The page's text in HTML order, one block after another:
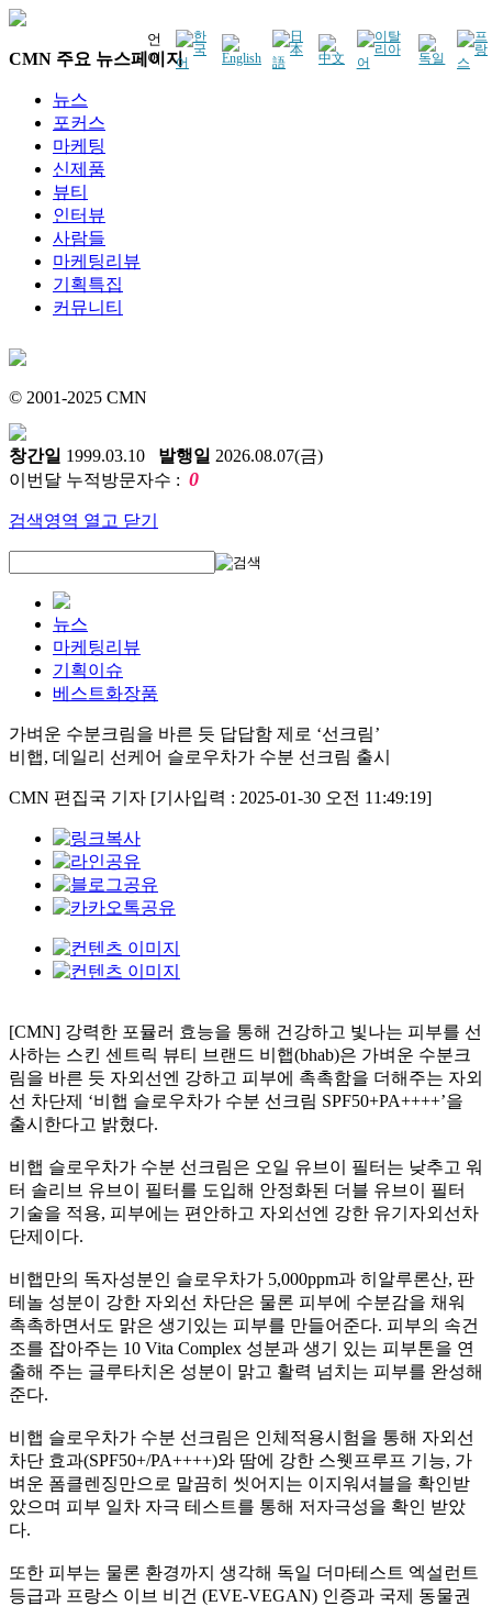
언
어
CMN 주요 뉴스페이지
뉴스
포커스
마케팅
신제품
뷰티
인터뷰
사람들
마케팅리뷰
기획특집
커뮤니티
© 2001-2025 CMN
창간일 1999.03.10 발행일 2026.08.07(금)
이번달 누적방문자수 : 0
검색영역 열고 닫기
뉴스
마케팅리뷰
기획이슈
베스트화장품
가벼운 수분크림을 바른 듯 답답함 제로 ‘선크림’
비햅, 데일리 선케어 슬로우차가 수분 선크림 출시
CMN 편집국 기자 [기사입력 : 2025-01-30 오전 11:49:19]
[CMN] 강력한 포뮬러 효능을 통해 건강하고 빛나는 피부를 선
사하는 스킨 센트릭 뷰티 브랜드 비햅(bhab)은 가벼운 수분크
림을 바른 듯 자외선엔 강하고 피부에 촉촉함을 더해주는 자외
선 차단제 ‘비햅 슬로우차가 수분 선크림 SPF50+PA++++’을
출시한다고 밝혔다.
비햅 슬로우차가 수분 선크림은 오일 유브이 필터는 낮추고 워
터 솔리브 유브이 필터를 도입해 안정화된 더블 유브이 필터
기술을 적용, 피부에는 편안하고 자외선엔 강한 유기자외선차
단제이다.
비햅만의 독자성분인 슬로우차가 5,000ppm과 히알루론산, 판
테놀 성분이 강한 자외선 차단은 물론 피부에 수분감을 채워
촉촉하면서도 맑은 생기있는 피부를 만들어준다. 피부의 속건
조를 잡아주는 10 Vita Complex 성분과 생기 있는 피부톤을 연
출해 주는 글루타치온 성분이 맑고 활력 넘치는 피부를 완성해
준다.
비햅 슬로우차가 수분 선크림은 인체적용시험을 통해 자외선
차단 효과(SPF50+/PA++++)와 땀에 강한 스웻프루프 기능, 가
벼운 폼클렌징만으로 말끔히 씻어지는 이지워셔블을 확인받
았으며 피부 일차 자극 테스트를 통해 저자극성을 확인 받았
다.
또한 피부는 물론 환경까지 생각해 독일 더마테스트 엑설런트
등급과 프랑스 이브 비건 (EVE-VEGAN) 인증과 국제 동물권